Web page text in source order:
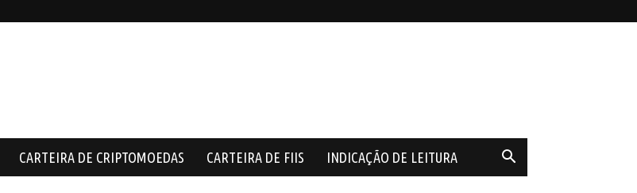
CARTEIRA DE CRIPTOMOEDAS CARTEIRA DE FIIS INDICAÇÃO DE LEITURA